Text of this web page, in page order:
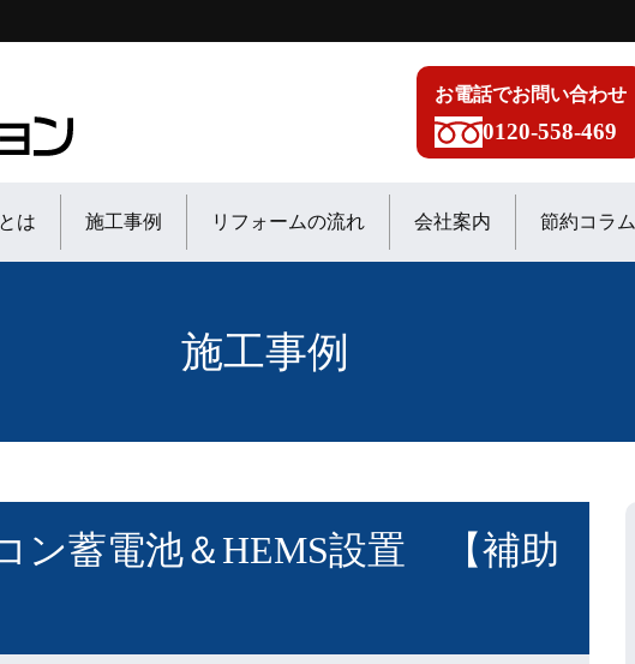
お電話でお問い合わせ
0120-558-469
は 施工事例 リフォームの流れ 会社案内 節約コラム
施工事例
ン蓄電池＆HEMS設置 【補助